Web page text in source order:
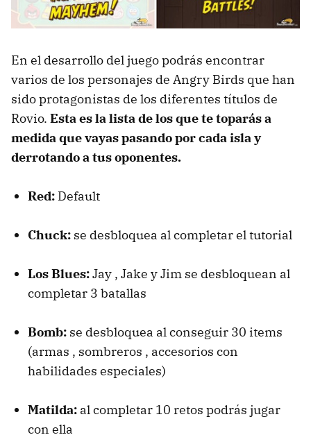
En el desarrollo del juego podrás encontrar
varios de los personajes de Angry Birds que han
sido protagonistas de los diferentes títulos de
Rovio. Esta es la lista de los que te toparás a
medida que vayas pasando por cada isla y
derrotando a tus oponentes.
Red: Default
Chuck: se desbloquea al completar el tutorial
Los Blues:Jay , Jake y Jim se desbloquean al
completar 3 batallas
Bomb: se desbloquea al conseguir 30 items
(armas , sombreros , accesorios con
habilidades especiales)
Matilda: al completar 10 retos podrás jugar
con ella